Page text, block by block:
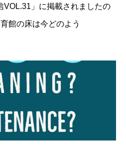
VOL.31」に掲載されましたの
館の床は今どのよう